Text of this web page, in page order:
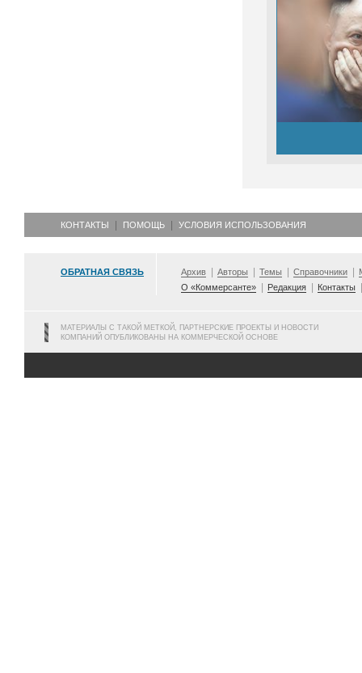
КОНТАКТЫ ПОМОЩЬ УСЛОВИЯ ИСПОЛЬЗОВАНИЯ
ОБРАТНАЯ СВЯЗЬ Архив Авторы Темы Справочники
О «Коммерсанте»
Редакция Контакты
МАТЕРИАЛЫ С ТАКОЙ МЕТКОЙ, ПАРТНЕРСКИЕ ПРОЕКТЫ И НОВОСТИ
КОМПАНИЙ ОПУБЛИКОВАНЫ НА КОММЕРЧЕСКОЙ ОСНОВЕ